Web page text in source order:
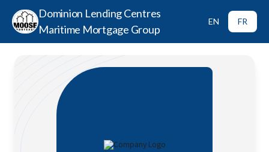
Dominion Lending Centres
Maritime Mortgage Group
EN FR